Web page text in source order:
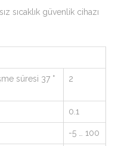
sıcaklık güvenlik cihazı
süresi 37 °
2
0.1
-5 … 100